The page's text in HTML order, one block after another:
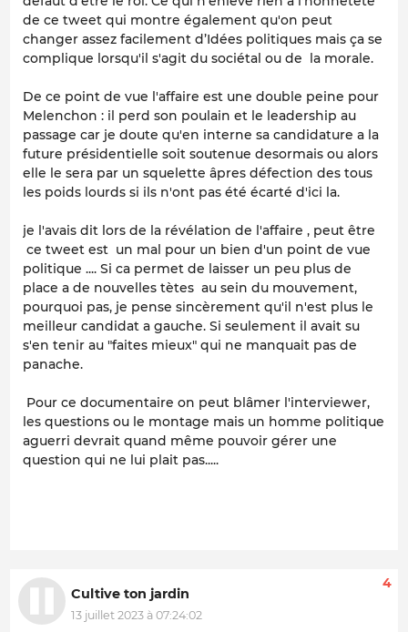
de ce tweet qui montre également qu'on peut
changer assez facilement d’Idées politiques mais ça se
complique lorsqu'il s'agit du sociétal ou de la morale.
De ce point de vue l'affaire est une double peine pour
Melenchon : il perd son poulain et le leadership au
passage car je doute qu'en interne sa candidature a la
future présidentielle soit soutenue desormais ou alors
elle le sera par un squelette âpres défection des tous
les poids lourds si ils n'ont pas été écarté d'ici la.
je l'avais dit lors de la révélation de l'affaire , peut être
ce tweet est un mal pour un bien d'un point de vue
politique .... Si ca permet de laisser un peu plus de
place a de nouvelles tètes au sein du mouvement,
pourquoi pas, je pense sincèrement qu'il n'est plus le
meilleur candidat a gauche. Si seulement il avait su
s'en tenir au "faites mieux" qui ne manquait pas de
panache.
Pour ce documentaire on peut blâmer l'interviewer,
les questions ou le montage mais un homme politique
aguerri devrait quand même pouvoir gérer une
question qui ne lui plait pas.....
Cultive ton jardin
13 juillet 2023 à 07:24:02
4